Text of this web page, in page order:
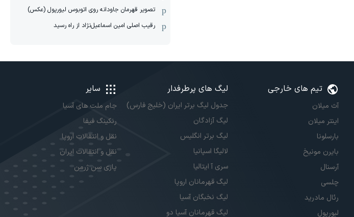
تصویر قهرمان جاودانه روی اتوبوس لیورپول (عکس)
رقیب اصلی امین اسماعیل‌نژاد از راه رسید
تیم های خارجی
آث میلان
اینتر میلان
بارسلونا
بایرن مونیخ
آرسنال
چلسی
رئال مادرید
لیورپول
لیگ های پرطرفدار
جدول لیگ برتر ایران (خلیج فارس)
لیگ آزادگان
لیگ برتر انگلیس
لالیگا اسپانیا
سری آ ایتالیا
لیگ قهرمانان اروپا
لیگ نخبگان آسیا
لیگ قهرمانان آسیا دو
سایر
جام ملت های آسیا
رنکینگ فیفا
نقل و انتقالات اروپا
نقل و انتقالات ایران
پاری سن ژرمن